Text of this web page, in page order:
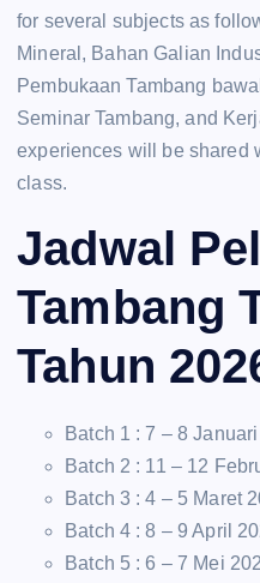
for several subjects as
Mineral, Bahan Galian
Pembukaan Tambang
Seminar Tambang, and
experiences will be shared
class.
Jadwal
Tambang
Tahun
Batch 1 : 7 – 8
Batch 2 : 11 – 12
Batch 3 : 4 – 5 Maret
Batch 4 : 8 – 9 April
Batch 5 : 6 – 7 Mei